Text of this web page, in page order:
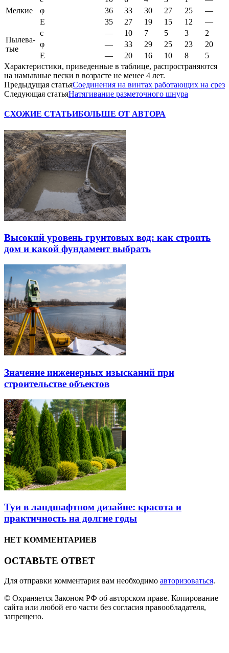
Мел­кие
φ
36 33 30 27 25
—
Е
35 27 19 15 12 —
Пы­ле­ва­
тые
с — 10 7 5 3
2
φ
— 33 29 25 23
20
Е
— 20 16 10 8
5
Характеристики, приведенные в таблице, распространяются
на намывные пески в возрасте не менее 4 лет.
Предыдущая статьяСоединения на винтах работающих на срез
Следующая статьяНатягивание разметочного шнура
СХОЖИЕ СТАТЬИБОЛЬШЕ ОТ АВТОРА
Высокий уровень грунтовых вод: как строить
дом и какой фундамент выбрать
Значение инженерных изысканий при
строительстве объектов
Туи в ландшафтном дизайне: красота и
практичность на долгие годы
НЕТ КОММЕНТАРИЕВ
ОСТАВЬТЕ ОТВЕТ
Для отправки комментария вам необходимо авторизоваться.
© Охраняется Законом РФ об авторском праве. Копирование
сайта или любой его части без согласия правообладателя,
запрещено.